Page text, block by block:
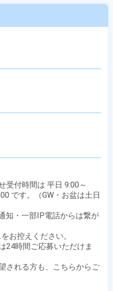
受付時間は 平日 9:00～
です。（GW・お盆は土日
知・一部IP電話からは繋が
お控えください。
24時間ご応募いただけま
される方も、こちらからご